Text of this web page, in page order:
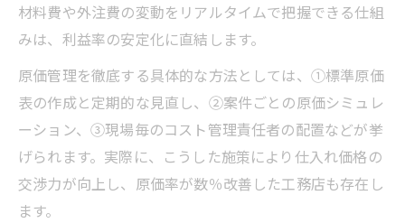
工務店粗利アップを実現する原価率管理の
方法
工務店粗利率維持のための外注費削減策
工務店粗利を意識した資材価格交渉術
工務店粗利向上へ不要経費の徹底見直し
粗利率25％超への道筋を事例から学ぶ
工務店粗利率25％超の事例に学ぶ成功要因
材料費や外注費の変動をリアルタイムで把握できる仕組
みは、利益率の安定化に直結します。
原価管理を徹底する具体的な方法としては、①標準原価
表の作成と定期的な見直し、②案件ごとの原価シミュレ
ーション、③現場毎のコスト管理責任者の配置などが挙
げられます。実際に、こうした施策により仕入れ価格の
交渉力が向上し、原価率が数％改善した工務店も存在し
ます。